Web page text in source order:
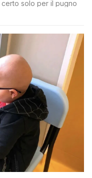
solo per il pugno